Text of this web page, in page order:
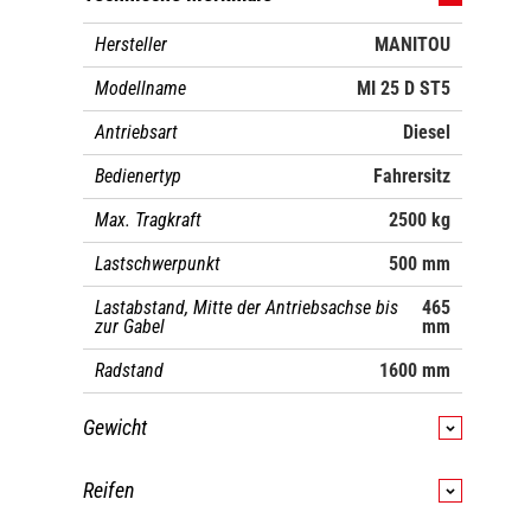
Hersteller
MANITOU
Modellname
MI 25 D ST5
Antriebsart
Diesel
Bedienertyp
Fahrersitz
Max. Tragkraft
2500 kg
Lastschwerpunkt
500 mm
Lastabstand, Mitte der Antriebsachse bis
zur Gabel
465
mm
Radstand
1600 mm
Gewicht
Betriebsgewicht
4000 kg
Reifen